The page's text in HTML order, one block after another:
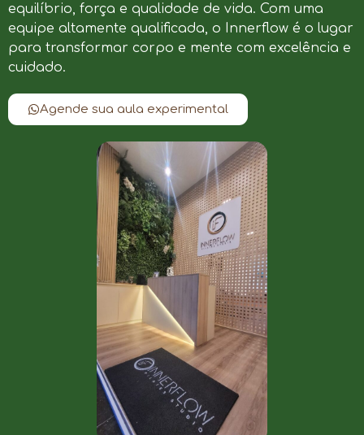
equilíbrio, força e qualidade de vida. Com uma
equipe altamente qualificada, o Innerflow é o lugar
para transformar corpo e mente com excelência e
cuidado.
Agende sua aula experimental